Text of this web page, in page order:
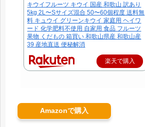
キウイフルーツ キウイ 国産 和歌山 訳あり
5kg 2L〜Sサイズ混合 50〜60個程度 送料無
料 キュウイ グリーンキウイ 家庭用 ヘイワ
ード 化学肥料不使用 自家用 食品 フルーツ
果物 くだもの 箱買い 和歌山県産 和歌山産
39 産地直送 便秘解消
楽天で購入
Amazonで購入